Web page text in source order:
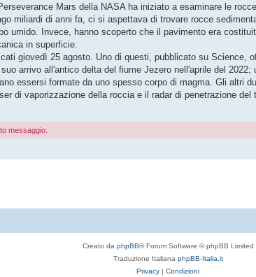
Mars della NASA ha iniziato a esaminare le
miliardi di anni fa, ci si aspettava di trovare rocce
umido. Invece, hanno scoperto che il pavimento era
in superficie.
giovedì 25 agosto. Uno di questi, pubblicato su Science,
arrivo all'antico delta del fiume Jezero nell'aprile del
essersi formate da uno spesso corpo di magma. Gli altri
di vaporizzazione della roccia e il radar di penetrazione del
messaggio.
Creato da phpBB® Forum Software © phpBB Limited
Traduzione Italiana phpBB-Italia.it
Privacy | Condizioni